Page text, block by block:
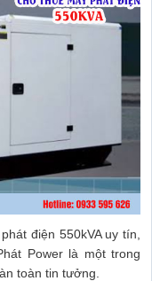
điện 550kVA uy tín,
Power là một trong
toàn tin tưởng.